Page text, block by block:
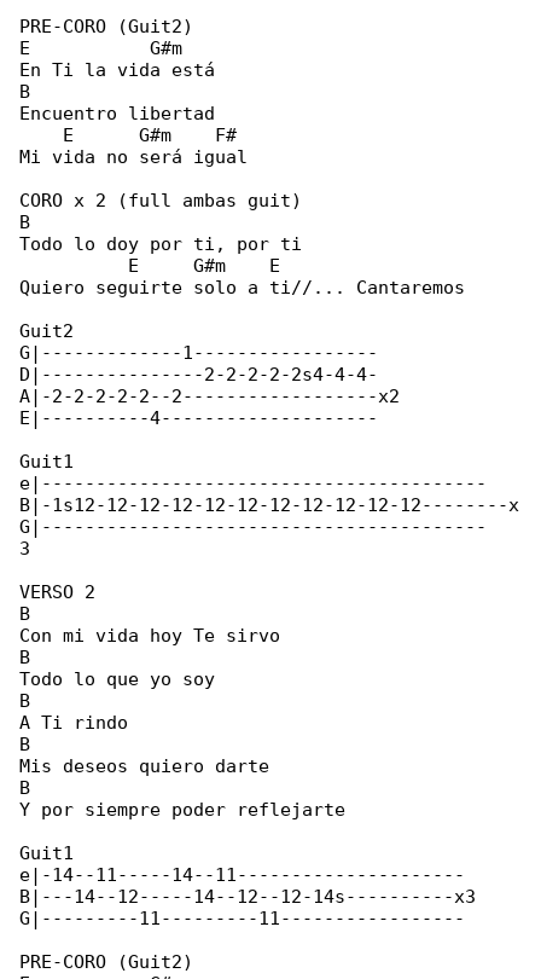
PRE-CORO (Guit2)
E           G#m
En Ti la vida está
B
Encuentro libertad
    E      G#m    F#
Mi vida no será igual
CORO x 2 (full ambas guit)
B
Todo lo doy por ti, por ti
          E     G#m    E
Quiero seguirte solo a ti//... Cantaremos
Guit2
G|-------------1-----------------
D|---------------2-2-2-2-2s4-4-4-
A|-2-2-2-2-2--2------------------x2
E|----------4--------------------
Guit1
e|-----------------------------------------
B|-1s12-12-12-12-12-12-12-12-12-12-12--------x
G|-----------------------------------------
3
VERSO 2
B
Con mi vida hoy Te sirvo
B
Todo lo que yo soy
B
A Ti rindo
B
Mis deseos quiero darte
B
Y por siempre poder reflejarte
Guit1
e|-14--11-----14--11---------------------
B|---14--12-----14--12--12-14s----------x3
G|---------11---------11-----------------
PRE-CORO (Guit2)